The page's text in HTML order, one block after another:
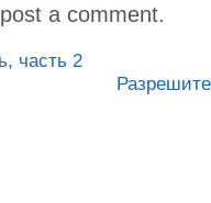
a comment.
часть 2